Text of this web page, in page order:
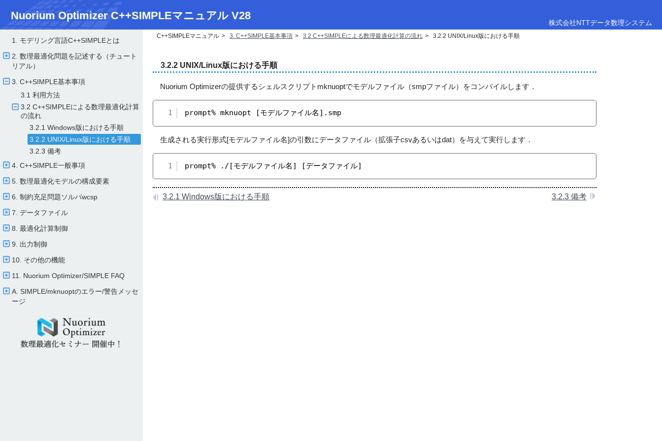
Nuorium Optimizer C++SIMPLEマニュアル V28
株式会社NTTデータ数理システム
1. モデリング言語C++SIMPLEとは
2. 数理最適化問題を記述する（チュート
リアル）
3. C++SIMPLE基本事項
3.1 利用方法
3.2 C++SIMPLEによる数理最適化計算
の流れ
3.2.1 Windows版における手順
3.2.2 UNIX/​Linux版における手順
3.2.3 備考
4. C++SIMPLE一般事項
5. 数理最適化モデルの構成要素
6. 制約充足問題ソルバwcsp
7. データファイル
8. 最適化計算制御
9. 出力制御
10. その他の機能
11. Nuorium Optimizer/​SIMPLE FAQ
A. SIMPLE/​mknuoptのエラー/​警告メッセ
ージ
C++SIMPLEマニュアル 3. C++SIMPLE基本事項 3.2 C++SIMPLEによる数理最適化計算の流れ 3.2.2 UNIX/​Linux版における手順
3.2.2 UNIX/Linux版における手順
Nuorium Optimizerの提供するシェルスクリプトmknuoptでモデルファイル（smpファイル）をコンパイルします．
1 prompt% mknuopt [モデルファイル名].smp
生成される実行形式[モデルファイル名]の引数にデータファイル（拡張子csvあるいはdat）を与えて実行します．
1 prompt% ./[モデルファイル名] [データファイル]
3.2.1 Windows版における手順 3.2.3 備考